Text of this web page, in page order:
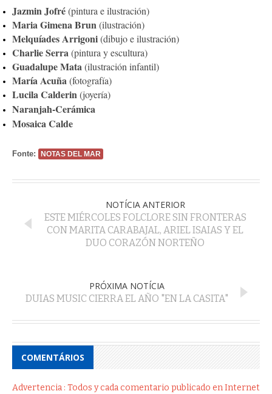
Jazmin Jofré(pintura e ilustración)
Maria Gimena Brun(ilustración)
Melquíades Arrigoni(dibujo e ilustración)
Charlie Serra(pintura y escultura)
Guadalupe Mata(ilustración infantil)
María Acuña(fotografía)
Lucila Calderin(joyería)
Naranjah-Cerámica
Mosaica Calde
Fonte: NOTAS DEL MAR
NOTÍCIA ANTERIOR
ESTE MIÉRCOLES FOLCLORE SIN FRONTERAS
CON MARITA CARABAJAL, ARIEL ISAIAS Y EL
DUO CORAZÓN NORTEÑO
PRÓXIMA NOTÍCIA
DUIAS MUSIC CIERRA EL AÑO "EN LA CASITA"
COMENTÁRIOS
Advertencia : Todos y cada comentario publicado en Internet